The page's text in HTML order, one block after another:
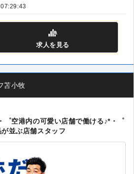
求人を見る
苫小牧
゜空港内の可愛い店舗で働ける♪*・゜
並ぶ店舗スタッフ